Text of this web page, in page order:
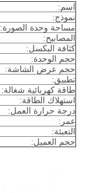
اسم:
نموذج:
مساحة وحدة الصورة:
المصابيح:
كثافة البكسل:
حجم الوحدة:
حجم عرض الشاشة:
تطبيق:
طاقة كهربائية شغالة:
استهلاك الطاقة:
درجة حرارة العمل:
عمر:
التعبئة:
حجم العميل: